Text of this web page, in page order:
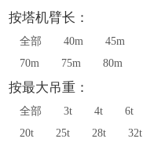
按塔机臂长：
全部 40m 45m
70m
75m 80m
按最大吊重：
全部 3t 4t 6t
20t
25t 28t 32t